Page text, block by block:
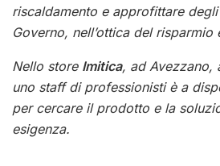
riscaldamento e approfittare
Governo, nell’ottica del risparmio
Nello store Imitica, ad Avezzano,
uno staff di professionisti è a
per cercare il prodotto e la
esigenza.